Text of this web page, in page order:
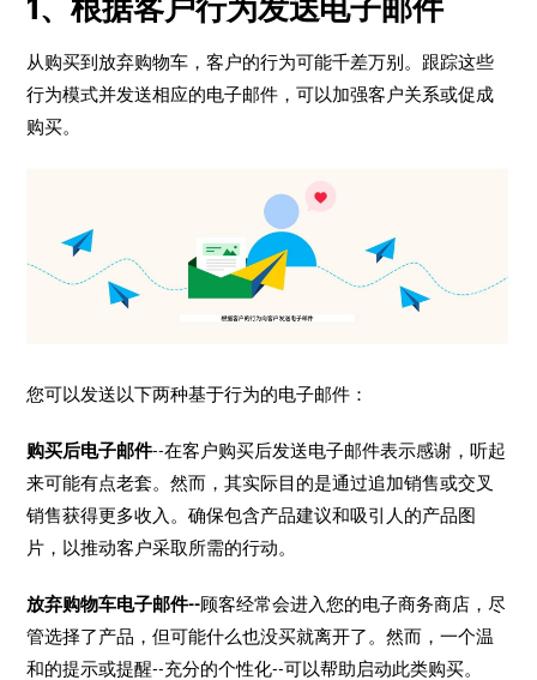
1、根据客户行为发送电子邮件
从购买到放弃购物车，客户的行为可能千差万别。跟踪这些
行为模式并发送相应的电子邮件，可以加强客户关系或促成
购买。
您可以发送以下两种基于行为的电子邮件：
购买后电子邮件--在客户购买后发送电子邮件表示感谢，听起
来可能有点老套。然而，其实际目的是通过追加销售或交叉
销售获得更多收入。确保包含产品建议和吸引人的产品图
片，以推动客户采取所需的行动。
放弃购物车电子邮件--顾客经常会进入您的电子商务商店，尽
管选择了产品，但可能什么也没买就离开了。然而，一个温
和的提示或提醒--充分的个性化--可以帮助启动此类购买。